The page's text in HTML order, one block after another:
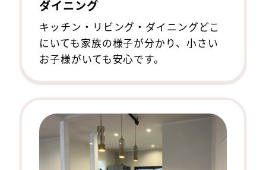
ダイニング
キッチン・リビング・ダイニングどこ
にいても家族の様子が分かり、小さい
お子様がいても安心です。